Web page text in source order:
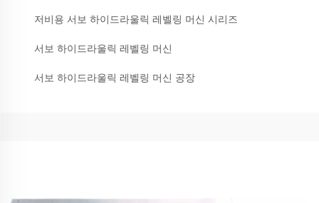
저비용 서보 하이드라울릭 레벨링 머신 시리즈
서보 하이드라울릭 레벨링 머신
서보 하이드라울릭 레벨링 머신 공장